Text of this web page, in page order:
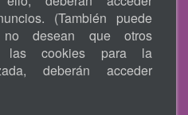
(También puede
desean que otros
las cookies para la
deberán acceder